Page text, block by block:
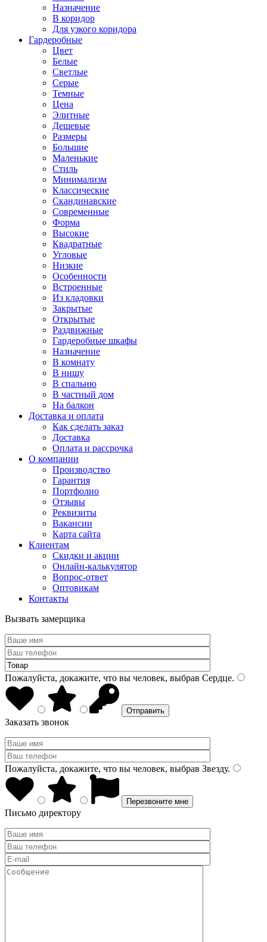
Назначение
В коридор
Для узкого коридора
Гардеробные
Цвет
Белые
Светлые
Серые
Темные
Цена
Элитные
Дешевые
Размеры
Большие
Маленькие
Стиль
Минимализм
Классические
Скандинавские
Современные
Форма
Высокие
Квадратные
Угловые
Низкие
Особенности
Встроенные
Из кладовки
Закрытые
Открытые
Раздвижные
Гардеробные шкафы
Назначение
В комнату
В нишу
В спальню
В частный дом
На балкон
Доставка и оплата
Как сделать заказ
Доставка
Оплата и рассрочка
О компании
Производство
Гарантия
Портфолио
Отзывы
Реквизиты
Вакансии
Карта сайта
Клиентам
Скидки и акции
Онлайн-калькулятор
Вопрос-ответ
Оптовикам
Контакты
Вызвать замерщика
Пожалуйста, докажите, что вы человек, выбрав Сердце.
Заказать звонок
Пожалуйста, докажите, что вы человек, выбрав Звезду.
Письмо директору